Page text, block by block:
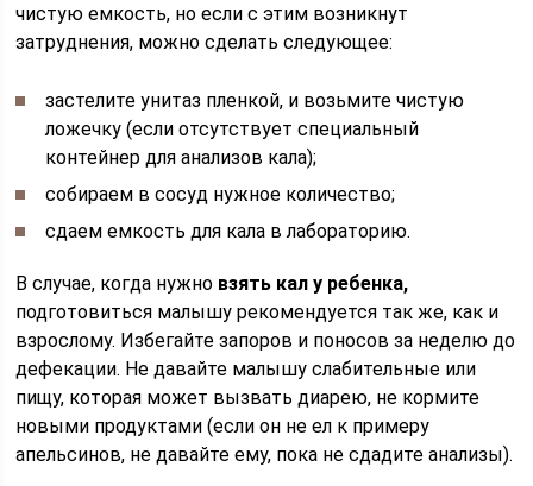
чистую емкость, но если с этим возникнут
затруднения, можно сделать следующее:
застелите унитаз пленкой, и возьмите чистую
ложечку (если отсутствует специальный
контейнер для анализов кала);
собираем в сосуд нужное количество;
сдаем емкость для кала в лабораторию.
В случае, когда нужно взять кал у ребенка,
подготовиться малышу рекомендуется так же, как и
взрослому. Избегайте запоров и поносов за неделю до
дефекации. Не давайте малышу слабительные или
пищу, которая может вызвать диарею, не кормите
новыми продуктами (если он не ел к примеру
апельсинов, не давайте ему, пока не сдадите анализы).